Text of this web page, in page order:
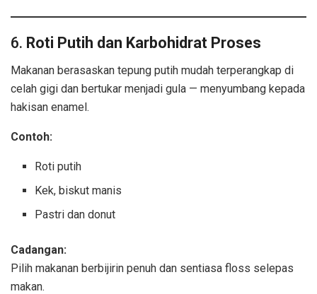
6. Roti Putih dan Karbohidrat Proses
Makanan berasaskan tepung putih mudah terperangkap di
celah gigi dan bertukar menjadi gula — menyumbang kepada
hakisan enamel.
Contoh:
Roti putih
Kek, biskut manis
Pastri dan donut
Cadangan:
Pilih makanan berbijirin penuh dan sentiasa floss selepas
makan.